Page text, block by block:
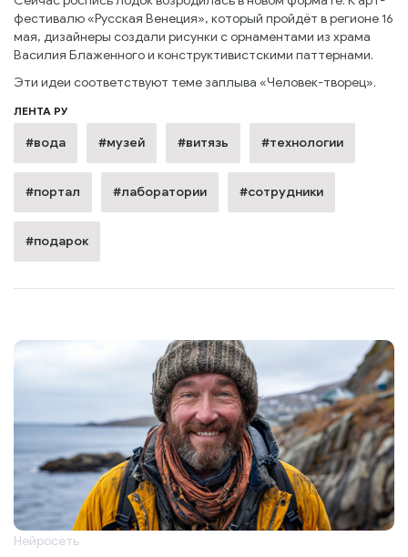
фестивалю «Русская Венеция», который пройдёт в регионе 16
мая, дизайнеры создали рисунки с орнаментами из храма
Василия Блаженного и конструктивистскими паттернами.
Эти идеи соответствуют теме заплыва «Человек-творец».
ЛЕНТА РУ
#вода #музей #витязь #технологии
#портал #лаборатории #сотрудники
#подарок
Нейросеть